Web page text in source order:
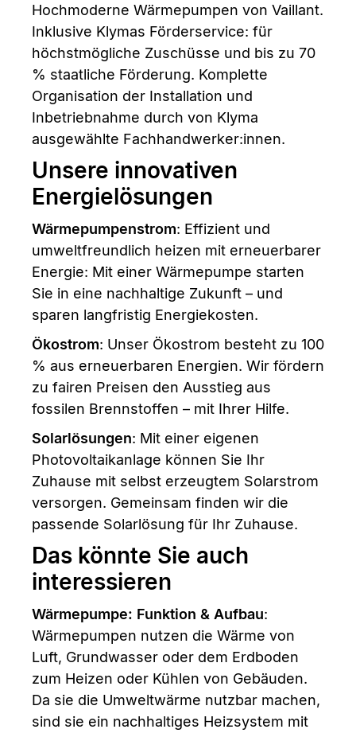
Hochmoderne Wärmepumpen von Vaillant.
Inklusive Klymas Förderservice: für
höchstmögliche Zuschüsse und bis zu 70
% staatliche Förderung. Komplette
Organisation der Installation und
Inbetriebnahme durch von Klyma
ausgewählte Fachhandwerker:innen.
Unsere innovativen
Energielösungen
Wärmepumpenstrom: Effizient und
umweltfreundlich heizen mit erneuerbarer
Energie: Mit einer Wärmepumpe starten
Sie in eine nachhaltige Zukunft – und
sparen langfristig Energiekosten.
Ökostrom: Unser Ökostrom besteht zu 100
% aus erneuerbaren Energien. Wir fördern
zu fairen Preisen den Ausstieg aus
fossilen Brennstoffen – mit Ihrer Hilfe.
Solarlösungen: Mit einer eigenen
Photovoltaikanlage können Sie Ihr
Zuhause mit selbst erzeugtem Solarstrom
versorgen. Gemeinsam finden wir die
passende Solarlösung für Ihr Zuhause.
Das könnte Sie auch
interessieren
Wärmepumpe: Funktion & Aufbau:
Wärmepumpen nutzen die Wärme von
Luft, Grundwasser oder dem Erdboden
zum Heizen oder Kühlen von Gebäuden.
Da sie die Umweltwärme nutzbar machen,
sind sie ein nachhaltiges Heizsystem mit